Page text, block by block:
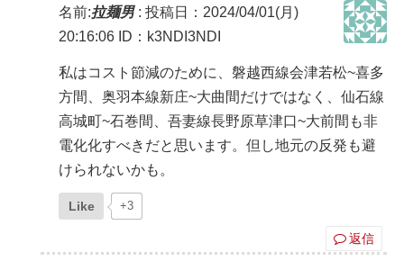
名前:拉麺男: 投稿日：2024/04/01(月)
20:16:06 ID：k3NDI3NDI
私はコスト節減のために、磐越西線会津若松~喜多
方間、奥羽本線新庄~大曲間だけではなく、仙石線
高城町~石巻間、吾妻線長野原草津口~大前間も非
電化化すべきだと思います。但し地元の反発も避
けられないかも。
Like +3
返信